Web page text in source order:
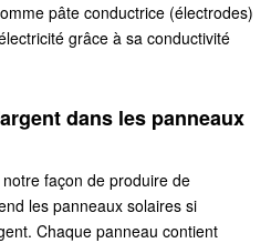
pâte conductrice (électrodes)
grâce à sa conductivité
dans les panneaux
façon de produire de
les panneaux solaires si
Chaque panneau contient